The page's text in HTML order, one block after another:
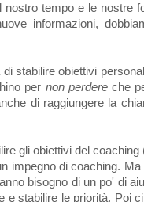
tempo e le nostre
informazioni,
stabilire obiettivi
per non perdereche
di raggiungere la
gli obiettivi del
di coaching.
bisogno di un po' di
stabilire le priorità. Poi